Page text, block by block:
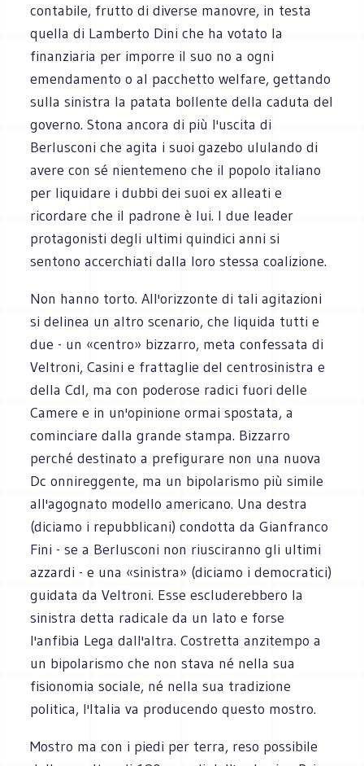
contabile, frutto di diverse manovre, in testa
quella di Lamberto Dini che ha votato la
finanziaria per imporre il suo no a ogni
emendamento o al pacchetto welfare, gettando
sulla sinistra la patata bollente della caduta del
governo. Stona ancora di più l'uscita di
Berlusconi che agita i suoi gazebo ululando di
avere con sé nientemeno che il popolo italiano
per liquidare i dubbi dei suoi ex alleati e
ricordare che il padrone è lui. I due leader
protagonisti degli ultimi quindici anni si
sentono accerchiati dalla loro stessa coalizione.
Non hanno torto. All'orizzonte di tali agitazioni
si delinea un altro scenario, che liquida tutti e
due - un «centro» bizzarro, meta confessata di
Veltroni, Casini e frattaglie del centrosinistra e
della Cdl, ma con poderose radici fuori delle
Camere e in un'opinione ormai spostata, a
cominciare dalla grande stampa. Bizzarro
perché destinato a prefigurare non una nuova
Dc onnireggente, ma un bipolarismo più simile
all'agognato modello americano. Una destra
(diciamo i repubblicani) condotta da Gianfranco
Fini - se a Berlusconi non riusciranno gli ultimi
azzardi - e una «sinistra» (diciamo i democratici)
guidata da Veltroni. Esse escluderebbero la
sinistra detta radicale da un lato e forse
l'anfibia Lega dall'altra. Costretta anzitempo a
un bipolarismo che non stava né nella sua
fisionomia sociale, né nella sua tradizione
politica, l'Italia va producendo questo mostro.
Mostro ma con i piedi per terra, reso possibile